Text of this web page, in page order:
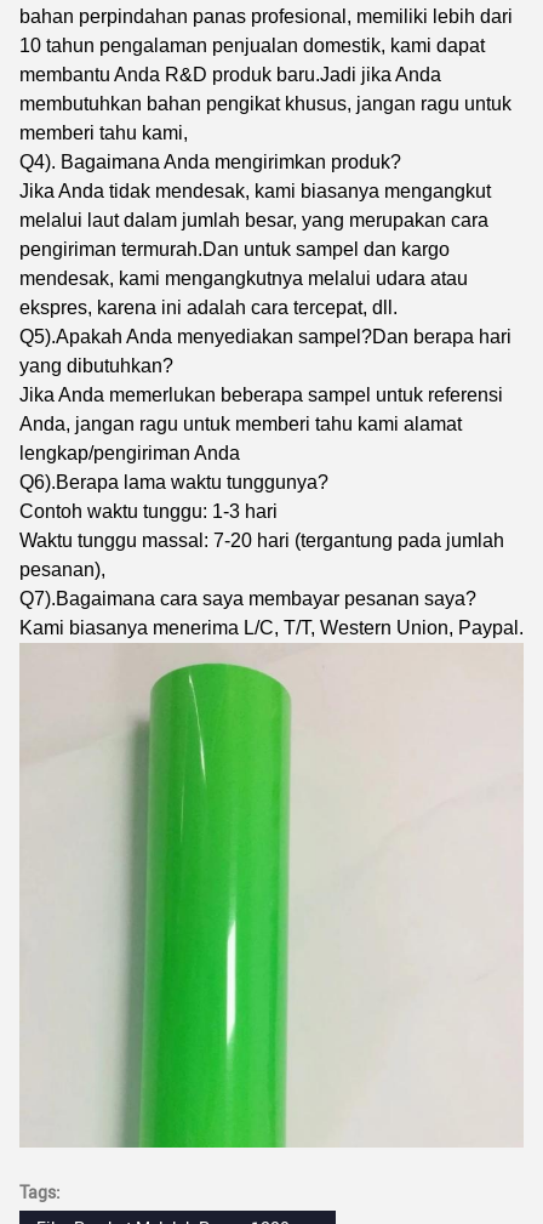
bahan perpindahan panas profesional, memiliki lebih dari
10 tahun pengalaman penjualan domestik, kami dapat
membantu Anda R&D produk baru.Jadi jika Anda
membutuhkan bahan pengikat khusus, jangan ragu untuk
memberi tahu kami,
Q4). Bagaimana Anda mengirimkan produk?
Jika Anda tidak mendesak, kami biasanya mengangkut
melalui laut dalam jumlah besar, yang merupakan cara
pengiriman termurah.Dan untuk sampel dan kargo
mendesak, kami mengangkutnya melalui udara atau
ekspres, karena ini adalah cara tercepat, dll.
Q5).Apakah Anda menyediakan sampel?Dan berapa hari
yang dibutuhkan?
Jika Anda memerlukan beberapa sampel untuk referensi
Anda, jangan ragu untuk memberi tahu kami alamat
lengkap/pengiriman Anda
Q6).Berapa lama waktu tunggunya?
Contoh waktu tunggu: 1-3 hari
Waktu tunggu massal: 7-20 hari (tergantung pada jumlah
pesanan),
Q7).Bagaimana cara saya membayar pesanan saya?
Kami biasanya menerima L/C, T/T, Western Union, Paypal.
Tags: